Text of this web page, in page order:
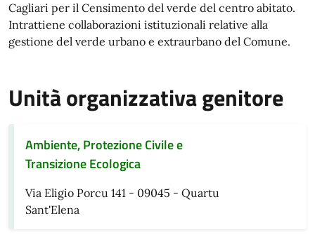
Cagliari per il Censimento del verde del centro abitato.
Intrattiene collaborazioni istituzionali relative alla
gestione del verde urbano e extraurbano del Comune.
Unità organizzativa genitore
Ambiente, Protezione Civile e
Transizione Ecologica
Via Eligio Porcu 141 - 09045 - Quartu
Sant'Elena